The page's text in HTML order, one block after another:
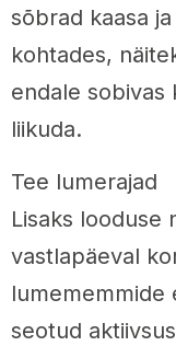
sõbrad kaasa
kohtades,
endale sobivas
liikuda.
Tee lumerajad
Lisaks looduse
vastlapäeval
lumememmide
seotud